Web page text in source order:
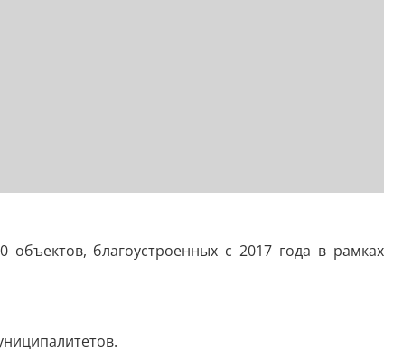
благоустроенных с 2017 года в рамках